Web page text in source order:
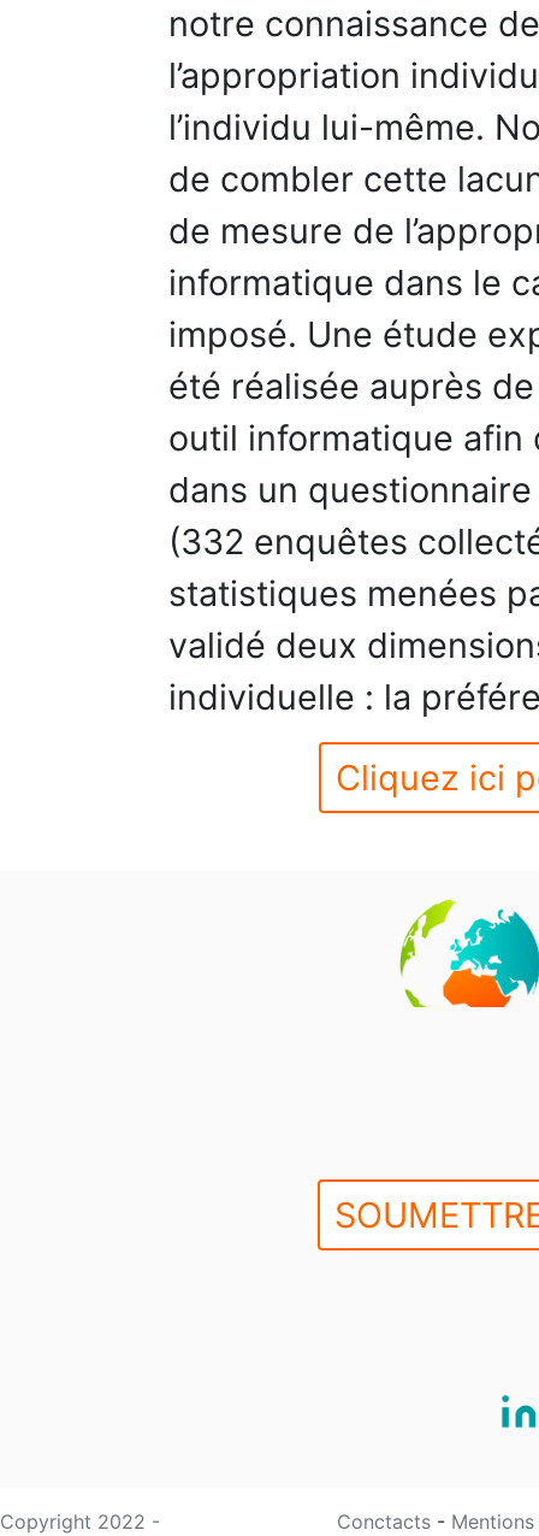
notre connaissance
l’appropriation
l’individu lui-même.
de combler cette
de mesure de
informatique dans le
imposé. Une étude
été réalisée auprès
outil informatique afin
dans un
(332 enquêtes
statistiques menées
validé deux
individuelle : la
Cliquez ici
Copyright 2022 -
Conctacts -